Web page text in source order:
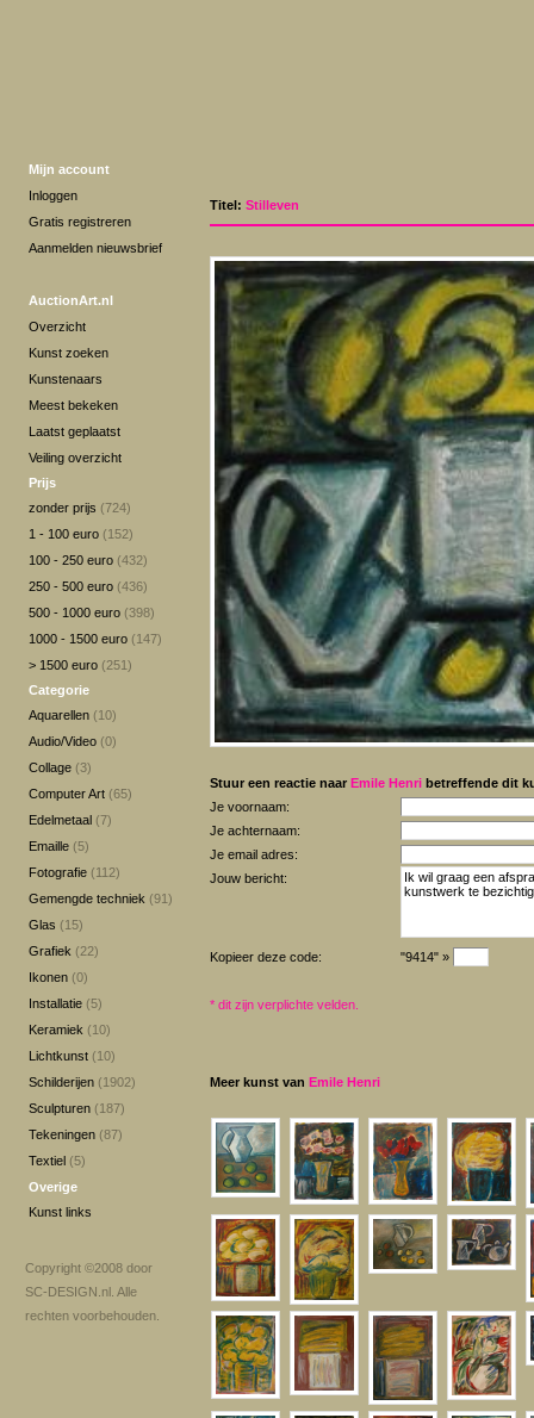
Mijn account
Inloggen
Gratis registreren
Aanmelden nieuwsbrief
AuctionArt.nl
Overzicht
Kunst zoeken
Kunstenaars
Meest bekeken
Laatst geplaatst
Veiling overzicht
Prijs
zonder prijs (724)
1 - 100 euro (152)
100 - 250 euro (432)
250 - 500 euro (436)
500 - 1000 euro (398)
1000 - 1500 euro (147)
> 1500 euro (251)
Categorie
Aquarellen (10)
Audio/Video (0)
Collage (3)
Computer Art (65)
Edelmetaal (7)
Emaille (5)
Fotografie (112)
Gemengde techniek (91)
Glas (15)
Grafiek (22)
Ikonen (0)
Installatie (5)
Keramiek (10)
Lichtkunst (10)
Schilderijen (1902)
Sculpturen (187)
Tekeningen (87)
Textiel (5)
Overige
Kunst links
Copyright ©2008 door
SC-DESIGN.nl . Alle
rechten voorbehouden.
Titel: Stilleven
Stuur een reactie naar Emile Henri betreffende dit
Je voornaam:
Je achternaam:
Je email adres:
Jouw bericht:
Kopieer deze code: "9414" »
* dit zijn verplichte velden.
Meer kunst van Emile Henri